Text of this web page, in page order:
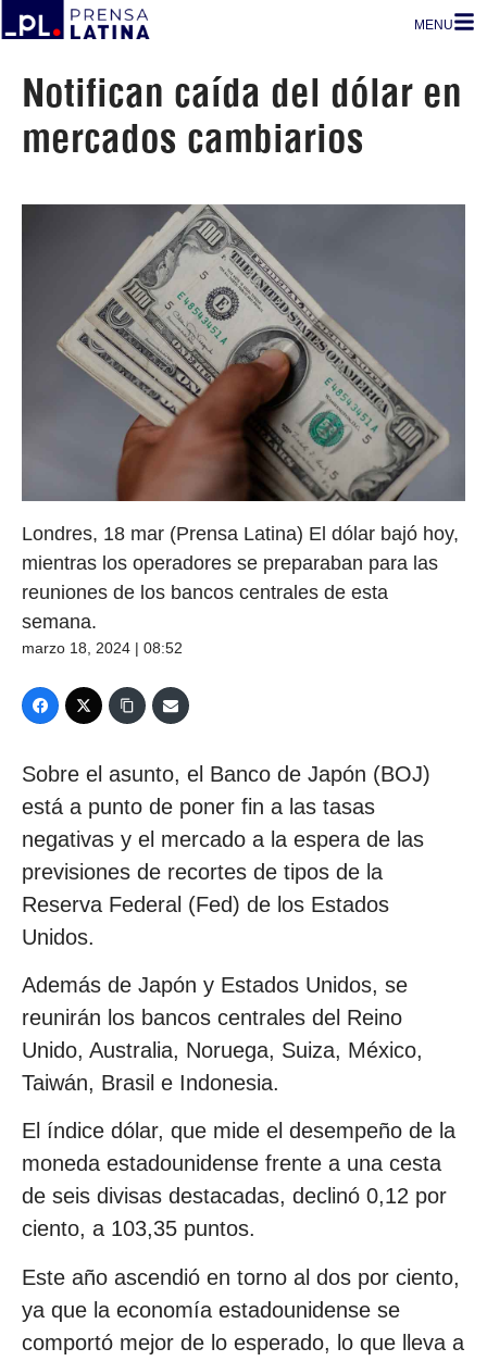
MENU
Notifican caída del dólar en
mercados cambiarios
Londres, 18 mar (Prensa Latina) El dólar bajó hoy,
mientras los operadores se preparaban para las
reuniones de los bancos centrales de esta
semana.
marzo 18, 2024 | 08:52
Sobre el asunto, el Banco de Japón (BOJ)
está a punto de poner fin a las tasas
negativas y el mercado a la espera de las
previsiones de recortes de tipos de la
Reserva Federal (Fed) de los Estados
Unidos.
Además de Japón y Estados Unidos, se
reunirán los bancos centrales del Reino
Unido, Australia, Noruega, Suiza, México,
Taiwán, Brasil e Indonesia.
El índice dólar, que mide el desempeño de la
moneda estadounidense frente a una cesta
de seis divisas destacadas, declinó 0,12 por
ciento, a 103,35 puntos.
Este año ascendió en torno al dos por ciento,
ya que la economía estadounidense se
comportó mejor de lo esperado, lo que lleva a